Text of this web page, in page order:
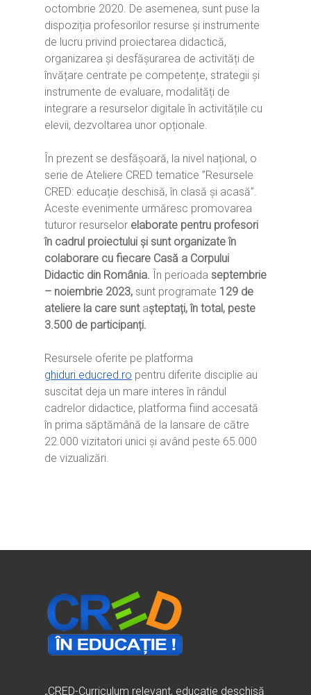
octombrie 2020. De asemenea, sunt puse la
dispoziția profesorilor resurse și instrumente
de lucru privind proiectarea didactică,
organizarea și desfășurarea de activități de
învățare centrate pe competențe, strategii și
instrumente de evaluare, modalități de
integrare a resurselor digitale în activitățile cu
elevii, dezvoltarea unor opționale.
În prezent se desfășoară, la nivel național, o
serie de Ateliere CRED tematice ”Resursele
CRED: educație deschisă, în clasă și acasă”.
Aceste evenimente urmăresc promovarea
tuturor resurselor elaborate pentru profesori
în cadrul proiectului și sunt organizate în
colaborare cu fiecare Casă a Corpului
Didactic din România. În perioada septembrie
– noiembrie 2023, sunt programate 129 de
ateliere la care sunt așteptați, în total, peste
3.500 de participanți.
Resursele oferite pe platforma
ghiduri.educred.ro pentru diferite disciplie au
suscitat deja un mare interes în rândul
cadrelor didactice, platforma fiind accesată
în prima săptămână de la lansare de către
22.000 vizitatori unici și având peste 65.000
de vizualizări.
„CRED-Curriculum relevant, educație deschisă